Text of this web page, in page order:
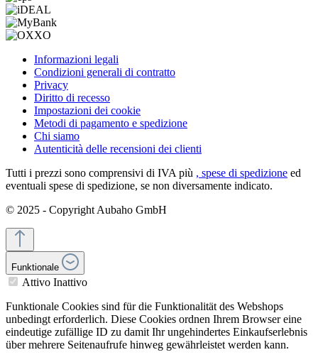
Informazioni legali
Condizioni generali di contratto
Privacy
Diritto di recesso
Impostazioni dei cookie
Metodi di pagamento e spedizione
Chi siamo
Autenticità delle recensioni dei clienti
Tutti i prezzi sono comprensivi di IVA più , spese di spedizione ed
eventuali spese di spedizione, se non diversamente indicato.
© 2025 - Copyright Aubaho GmbH
Funktionale
Attivo Inattivo
Funktionale Cookies sind für die Funktionalität des Webshops
unbedingt erforderlich. Diese Cookies ordnen Ihrem Browser eine
eindeutige zufällige ID zu damit Ihr ungehindertes Einkaufserlebnis
über mehrere Seitenaufrufe hinweg gewährleistet werden kann.